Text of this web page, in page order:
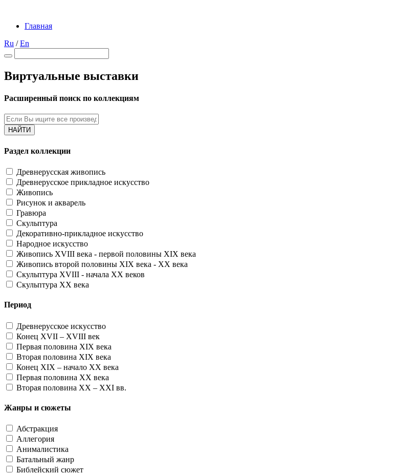
Главная
Ru /En
Виртуальные выставки
Расширенный поиск по коллекциям
НАЙТИ
Раздел коллекции
Древнерусская живопись
Древнерусское прикладное искусство
Живопись
Рисунок и акварель
Гравюра
Скульптура
Декоративно-прикладное искусство
Народное искусство
Живопись XVIII века - первой половины XIX века
Живопись второй половины XIX века - XX века
Скульптура XVIII - начала XX веков
Скульптура XX века
Период
Древнерусское искусство
Конец XVII – XVIII век
Первая половина XIX века
Вторая половина XIX века
Конец XIX – начало XX века
Первая половина XX века
Вторая половина XX – XXI вв.
Жанры и сюжеты
Абстракция
Аллегория
Анималистика
Батальный жанр
Библейский сюжет